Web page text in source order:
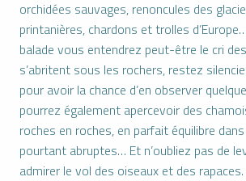
orchidées sauvages, renoncules des
printanières, chardons et trolles
balade vous entendrez peut-être le cri
s’abritent sous les rochers, restez
pour avoir la chance d’en observer
pourrez également apercevoir des
roches en roches, en parfait équilibre
pourtant abruptes… Et n’oubliez pas de
admirer le vol des oiseaux et des rapaces.